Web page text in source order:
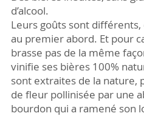
d’alcool.
Leurs goûts sont
au premier abord. Et pour
brasse pas de la même
vinifie ses bières 100%
sont extraites de la nature,
de fleur pollinisée par une
bourdon qui a ramené son